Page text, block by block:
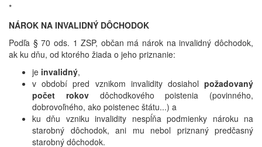
*
NÁROK NA INVALIDNÝ DÔCHODOK
Podľa § 70 ods. 1 ZSP, občan má nárok na invalidný dôchodok,
ak ku dňu, od ktorého žiada o jeho priznanie:
je invalidný,
v období pred vznikom invalidity dosiahol požadovaný
počet rokovdôchodkového poistenia (povinného,
dobrovoľného, ako poistenec štátu...) a
ku dňu vzniku invalidity nespĺňa podmienky nároku na
starobný dôchodok, ani mu nebol priznaný predčasný
starobný dôchodok.